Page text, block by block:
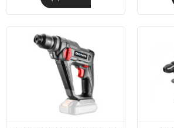
Κλειδί τύπου C
2 Μπαταρίες LiHD (18V/5.5Ah)
Ταχυφορτιστής ASC 145 “AIR COOLED”,
MetaBOX 145 L